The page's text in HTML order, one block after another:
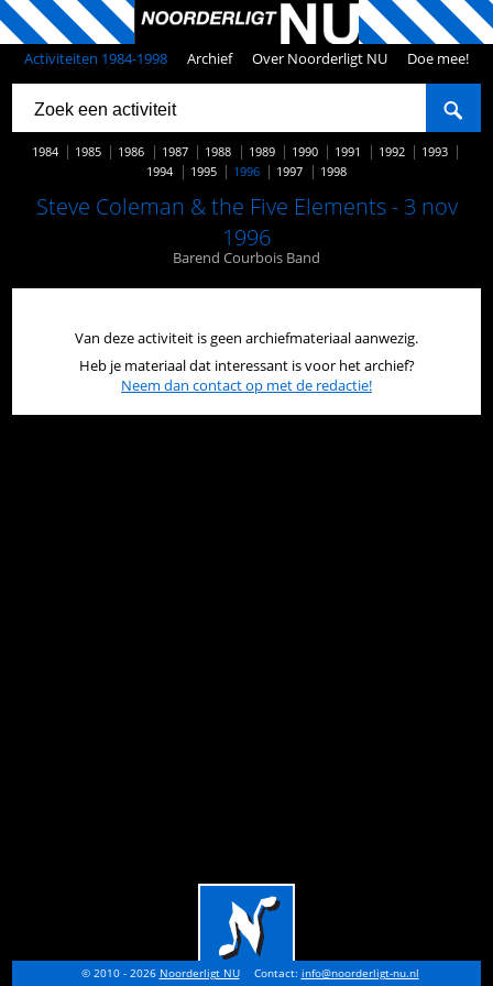
Activiteiten 1984-1998 Archief Over Noorderligt NU Doe mee!
1984 1985 1986 1987 1988 1989 1990 1991 1992
1993
1994
1995 1996 1997 1998
Steve Coleman & the Five Elements - 3 nov
1996
Barend Courbois Band
Van deze activiteit is geen archiefmateriaal aanwezig.
Heb je materiaal dat interessant is voor het archief?
Neem dan contact op met de redactie!
© 2010 - 2026 Noorderligt NU Contact: info@noorderligt-nu.nl